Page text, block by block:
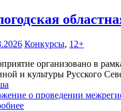
Конкурсы, 12+
организовано в
и культуры Русского
о проведении